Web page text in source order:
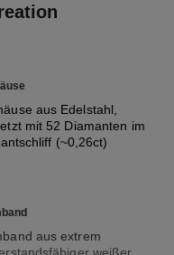
aus Edelstahl,
mit 52 Diamanten im
(~0,26ct)
aus extrem